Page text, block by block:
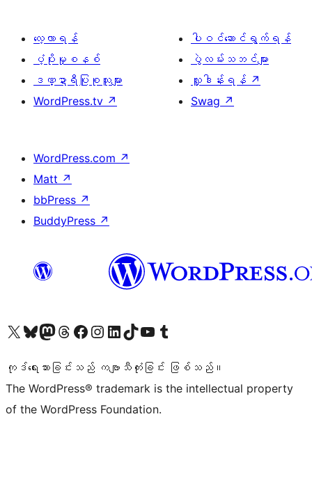
လေ့လာရန်
ပံ့ပိုးမှုစနစ်
ဒဏ္ဍာရီပြုစုသူများ
WordPress.tv ↗
ပါဝင်ဆောင်ရွက်ရန်
ပွဲလမ်းသဘင်များ
လှူဒါန်းရန် ↗
Swag ↗
WordPress.com ↗
Matt ↗
bbPress ↗
BuddyPress ↗
ကျွန်ုပ်တို့၏ X (ယခင် Twitter) အကောင့်သို့ သွားရောက်ကြည့်ရှုပါကျွန်ုပ်တို့၏ Bluesky အကောင့်သို့ ဝင်ရောက်ကြည့်ရှုရန်
ကျွန်ုပ်တို့၏ Mastodon အကောင့်သို့ သွားရောက်ကြည့်ရှုပါကျွန်ုပ်တို့၏ Threads အကောင့်သို့ ဝင်ရောက်ကြည့်ရှုရန်
ကျွန်ုပ်တို့၏ Facebook စာမျက်နှာသို့ သွားရောက်ကြည့်ရှုပါကျွန်ုပ်တို့၏ Instagram အကောင့်သို့ သွားရောက်ကြည့်ရှုပါ ကျွန်ုပ်တို့၏ LinkedIn အကောင့်သို့ သွားရောက်ကြည့်ရှုပါကျွန်ုပ်တို့၏ TikTok အကောင့်သို့ ဝင်ရောက်ကြည့်ရှုရန်
ကျွန်ုပ်တို့၏ YouTube ချန်နယ်သို့ သွားရောက်ကြည့်ရှုပါ ကျွန်ုပ်တို့၏ Tumblr အကောင့်သို့ ဝင်ရောက်ကြည့်ရှုရန်
ကုဒ်ရေးသားခြင်းသည် ကဗျာသီကုံးခြင်း ဖြစ်သည်။
The WordPress® trademark is the intellectual property
of the WordPress Foundation.